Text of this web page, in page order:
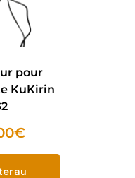
pour
KuKirin
€
au